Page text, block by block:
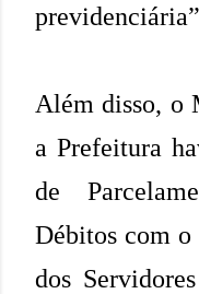
Além disso, o
a Prefeitura
de
Débitos com
dos